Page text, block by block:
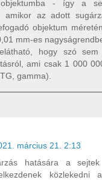
objektumba - így a
amikor az adott
objektum
mm-es
hogy szó sem
ami csak 1 000
gamma).
március 21. 2:13
hatására a